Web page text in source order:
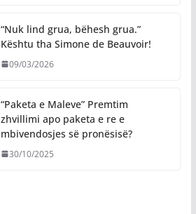
“Nuk lind grua, bëhesh grua.”
Kështu tha Simone de Beauvoir!
09/03/2026
“Paketa e Maleve” Premtim
zhvillimi apo paketa e re e
mbivendosjes së pronësisë?
30/10/2025